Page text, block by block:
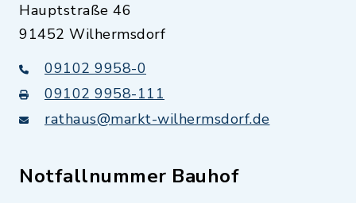
Hauptstraße 46
91452 Wilhermsdorf
09102 9958-0
09102 9958-111
rathaus@markt-wilhermsdorf.de
Notfallnummer Bauhof